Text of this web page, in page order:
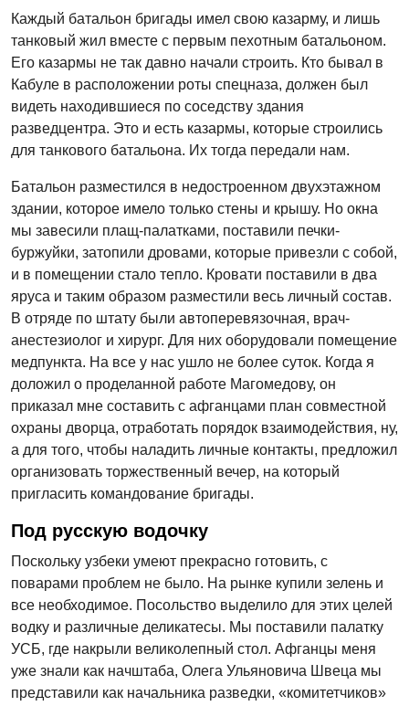
Каждый батальон бригады имел свою казарму, и лишь
танковый жил вместе с первым пехотным батальоном.
Его казармы не так давно начали строить. Кто бывал в
Кабуле в расположении роты спецназа, должен был
видеть находившиеся по соседству здания
разведцентра. Это и есть казармы, которые строились
для танкового батальона. Их тогда передали нам.
Батальон разместился в недостроенном двухэтажном
здании, которое имело только стены и крышу. Но окна
мы завесили плащ-палатками, поставили печки-
буржуйки, затопили дровами, которые привезли с собой,
и в помещении стало тепло. Кровати поставили в два
яруса и таким образом разместили весь личный состав.
В отряде по штату были автоперевязочная, врач-
анестезиолог и хирург. Для них оборудовали помещение
медпункта. На все у нас ушло не более суток. Когда я
доложил о проделанной работе Магомедову, он
приказал мне составить с афганцами план совместной
охраны дворца, отработать порядок взаимодействия, ну,
а для того, чтобы наладить личные контакты, предложил
организовать торжественный вечер, на который
пригласить командование бригады.
Под русскую водочку
Поскольку узбеки умеют прекрасно готовить, с
поварами проблем не было. На рынке купили зелень и
все необходимое. Посольство выделило для этих целей
водку и различные деликатесы. Мы поставили палатку
УСБ, где накрыли великолепный стол. Афганцы меня
уже знали как начштаба, Олега Ульяновича Швеца мы
представили как начальника разведки, «комитетчиков»